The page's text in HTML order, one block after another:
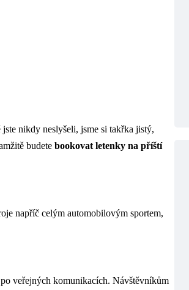
nikdy neslyšeli, jsme si takřka jistý,
budete bookovat letenky na příští
napříč celým automobilovým sportem,
veřejných komunikacích. Návštěvníkům